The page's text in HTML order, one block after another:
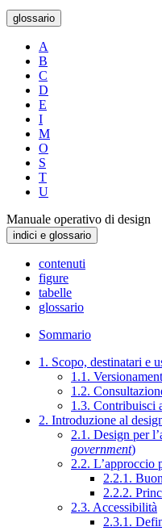
glossario
A
B
C
D
E
I
M
O
S
T
U
Manuale operativo di design
indici e glossario
contenuti
figure
tabelle
glossario
Sommario
1. Scopo, destinatari e
1.1.
1.2.
1.3. Contribuisci
2. Introduzione al
2.1. Design per
government)
2.2. L’approccio
2.2.1.
2.2.2.
2.3. Accessibilità
2.3.1.